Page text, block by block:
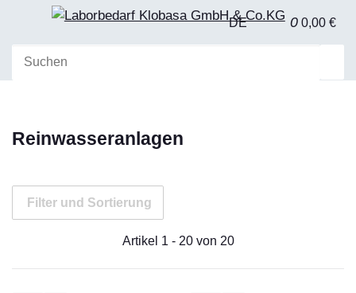
DE 0 0,00 €
Reinwasseranlagen
Filter und Sortierung
Artikel 1 - 20 von 20